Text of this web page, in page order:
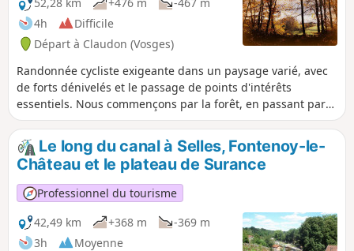
4h
Difficile
Départ à Claudon (Vosges)
Randonnée cycliste exigeante dans un paysage varié, avec
de forts dénivelés et le passage de points d'intérêts
essentiels. Nous commençons par la forêt, en passant par
la verrerie de la Rochère, l'historique Passavant-la-Rochère,
via le Canal de Corre, avant de monter à travers les champs
jusqu'au Montdoré, d'où l'on a un point de vue à 360°. Nous
passons par la belle ville de Vauvillers, avant de revenir par
Selles, possibilité de se baigner en été et où vous pourrez
également déguster une glace ou vous rafraichir au bistrot
du pont tournant.
Le long du canal à Selles, Fontenoy-le-
Château et le plateau de Surance
Professionnel du tourisme
42,49 km
+368 m
-369 m
3h
Moyenne